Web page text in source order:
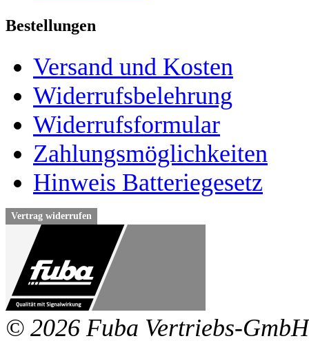
Bestellungen
Versand und Kosten
Widerrufsbelehrung
Widerrufsformular
Zahlungsmöglichkeiten
Hinweis Batteriegesetz
Vertrag widerrufen
© 2026 Fuba Vertriebs-GmbH